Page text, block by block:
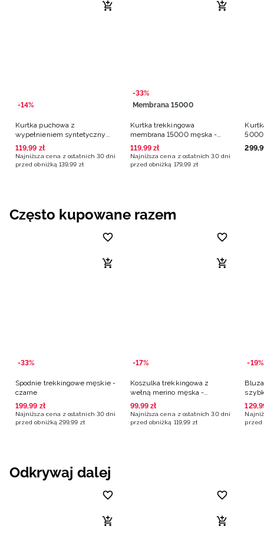
-14%
Kurtka puchowa z
wypełnieniem syntetycznym
męska - pomarańczowa
119,99 zł
Najniższa cena z ostatnich 30 dni
przed obniżką 139,99 zł
-33%
Membrana 15000
Kurtka trekkingowa
membrana 15000 męska -
pomarańczowa
119,99 zł
Najniższa cena z ostatnich 30 dni
przed obniżką 179,99 zł
5000
299,
Często kupowane razem
-33%
Spodnie trekkingowe męskie -
czarne
199,99 zł
Najniższa cena z ostatnich 30 dni
przed obniżką 299,99 zł
-17%
Koszulka trekkingowa z
wełną merino męska -
czerwona
99,99 zł
Najniższa cena z ostatnich 30 dni
przed obniżką 119,99 zł
-19%
129,
przed
Odkrywaj dalej